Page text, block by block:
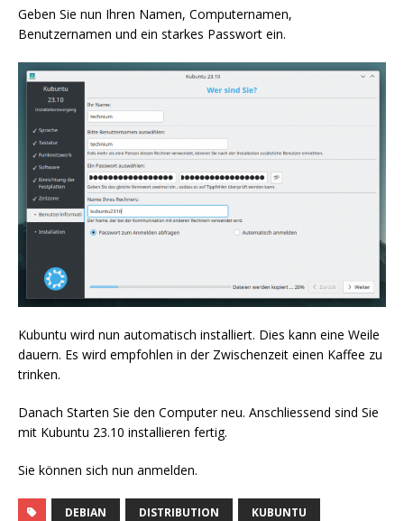
Geben Sie nun Ihren Namen, Computernamen,
Benutzernamen und ein starkes Passwort ein.
Kubuntu wird nun automatisch installiert. Dies kann eine Weile
dauern. Es wird empfohlen in der Zwischenzeit einen Kaffee zu
trinken.
Danach Starten Sie den Computer neu. Anschliessend sind Sie
mit Kubuntu 23.10 installieren fertig.
Sie können sich nun anmelden.
DEBIAN DISTRIBUTION KUBUNTU